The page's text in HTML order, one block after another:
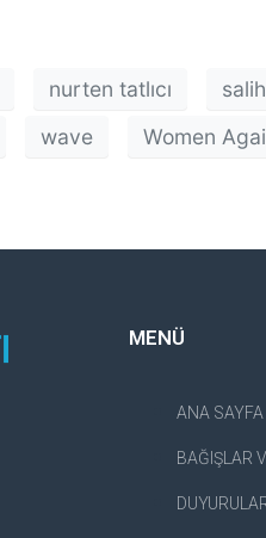
nurten tatlıcı
wave Women
MENÜ
ANA SAYFA
BAĞIŞLAR